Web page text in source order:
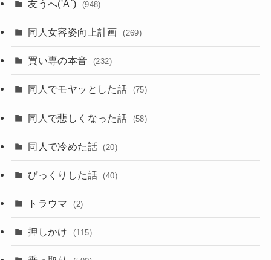
友うへ('A`) (948)
同人女容姿向上計画 (269)
買い専の本音 (232)
同人でモヤッとした話 (75)
同人で悲しくなった話 (58)
同人で冷めた話 (20)
びっくりした話 (40)
トラウマ (2)
押しかけ (115)